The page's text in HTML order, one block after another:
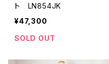
ト LN854JK
¥47,300
SOLD OUT